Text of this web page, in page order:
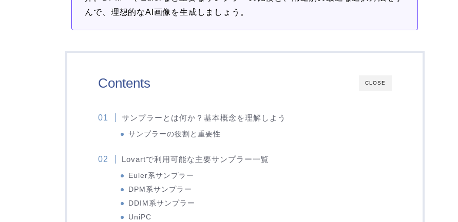
んで、理想的なAI画像を生成しましょう。
CLOSE
Contents
サンプラーとは何か？基本概念を理解しよう
サンプラーの役割と重要性
Lovartで利用可能な主要サンプラー一覧
Euler系サンプラー
DPM系サンプラー
DDIM系サンプラー
UniPC